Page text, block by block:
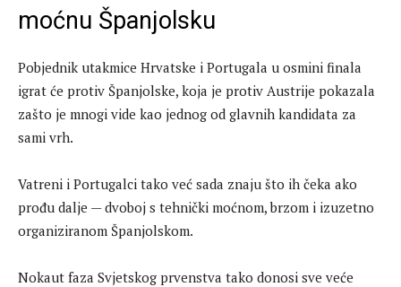
moćnu Španjolsku
Pobjednik utakmice Hrvatske i Portugala u osmini finala
igrat će protiv Španjolske, koja je protiv Austrije pokazala
zašto je mnogi vide kao jednog od glavnih kandidata za
sami vrh.
Vatreni i Portugalci tako već sada znaju što ih čeka ako
prođu dalje — dvoboj s tehnički moćnom, brzom i izuzetno
organiziranom Španjolskom.
Nokaut faza Svjetskog prvenstva tako donosi sve veće